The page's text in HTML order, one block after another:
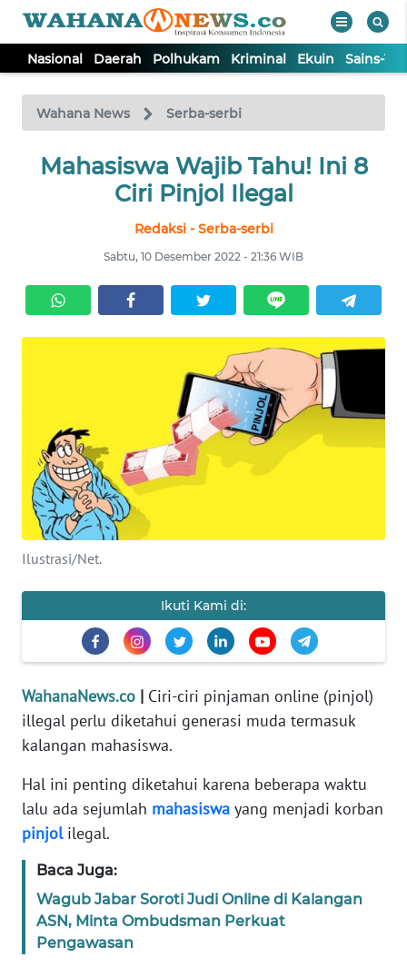
Nasional Daerah Polhukam Kriminal Ekuin Sains-
Wahana News Serba-serbi
Mahasiswa Wajib Tahu! Ini 8
Ciri Pinjol Ilegal
Redaksi - Serba-serbi
Sabtu, 10 Desember 2022 - 21:36 WIB
Ilustrasi/Net.
Ikuti Kami di:
WahanaNews.co | Ciri-ciri pinjaman online (pinjol)
illegal perlu diketahui generasi muda termasuk
kalangan mahasiswa.
Hal ini penting diketahui karena beberapa waktu
lalu ada sejumlah mahasiswa yang menjadi korban
pinjolilegal.
Baca Juga:
Wagub Jabar Soroti Judi Online di Kalangan
ASN, Minta Ombudsman Perkuat
Pengawasan
TV
Tutup
NASIONAL
KRIMINAL
KESEHATAN
INTERNASIONAL
SERBA-SERBI
PENDIDIKAN
OPINI
Informasi
INDEKS
BERITA
KONTAK
KAMI